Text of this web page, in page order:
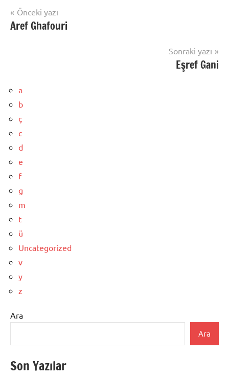
Yazı
gezinmesi
Önceki yazı
Aref Ghafouri
Sonraki yazı
Eşref Gani
a
b
ç
c
d
e
f
g
m
t
ü
Uncategorized
v
y
z
Ara
Ara
Son Yazılar